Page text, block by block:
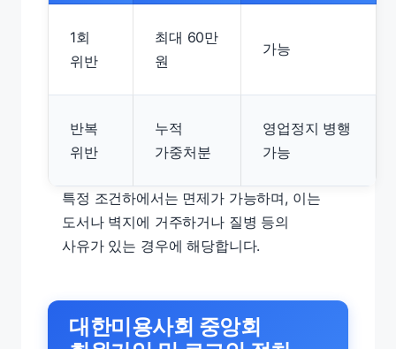
1회
위반
최대 60만
원
가능
반복
위반
누적
가중처분
영업정지 병행
가능
특정 조건하에서는 면제가 가능하며, 이는
도서나 벽지에 거주하거나 질병 등의
사유가 있는 경우에 해당합니다.
대한미용사회 중앙회